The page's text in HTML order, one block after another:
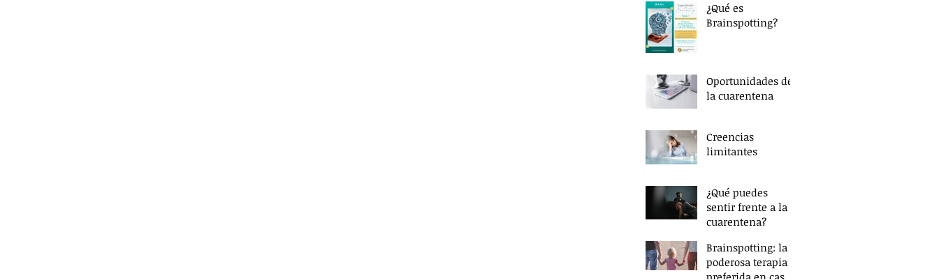
¿Qué es
Brainspotting?
Oportunidades de
la cuarentena
Creencias
limitantes
¿Qué puedes
sentir frente a la
cuarentena?
Brainspotting: la
poderosa terapia
preferida en casos